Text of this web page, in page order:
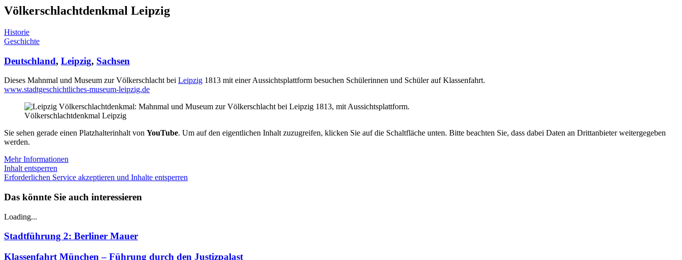
Völkerschlachtdenkmal Leipzig
Historie
Geschichte
Deutschland, Leipzig, Sachsen
Dieses Mahnmal und Museum zur Völkerschlacht bei Leipzig 1813 mit einer Aussichtsplattform besuchen Schülerinnen und Schüler auf Klassenfahrt.
www.stadtgeschichtliches-museum-leipzig.de
Völkerschlachtdenkmal Leipzig
Sie sehen gerade einen Platzhalterinhalt von YouTube. Um auf den eigentlichen Inhalt zuzugreifen, klicken Sie auf die Schaltfläche unten. Bitte beachten Sie, dass dabei Daten an Drittanbieter weitergegeben
werden.
Mehr Informationen
Inhalt entsperren
Erforderlichen Service akzeptieren und Inhalte entsperren
Das könnte Sie auch interessieren
Loading...
Stadtführung 2: Berliner Mauer
Klassenfahrt München – Führung durch den Justizpalast